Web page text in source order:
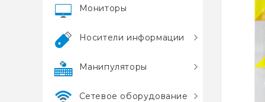
Мониторы
Носители информации
Манипуляторы
Сетевое оборудование